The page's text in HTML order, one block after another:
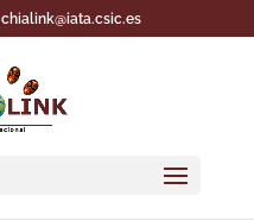
chialink@iata.csic.es